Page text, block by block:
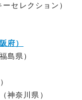
セレクション）
府）
島県）
神奈川県）